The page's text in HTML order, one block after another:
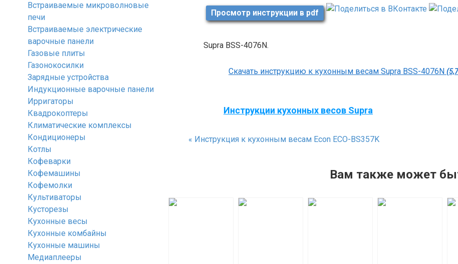
Просмотр инструкции в pdf
Supra BSS-4076N.
Скачать инструкцию к кухонным весам Supra BSS-4076N
Инструкции кухонных весов Supra
« Инструкция к кухонным весам Econ ECO-BS357K
Вам также может
Встраиваемые микроволновые
печи
Встраиваемые электрические
варочные панели
Газовые плиты
Газонокосилки
Зарядные устройства
Индукционные варочные панели
Ирригаторы
Квадрокоптеры
Климатические комплексы
Кондиционеры
Котлы
Кофеварки
Кофемашины
Кофемолки
Культиваторы
Кусторезы
Кухонные весы
Кухонные комбайны
Кухонные машины
Медиаплееры